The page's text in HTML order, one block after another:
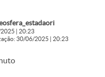
| 20:23
30/06/2025 | 20:23